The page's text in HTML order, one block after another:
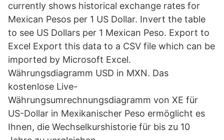
currently shows historical exchange rates for
Mexican Pesos per 1 US Dollar. Invert the table
to see US Dollars per 1 Mexican Peso. Export to
Excel Export this data to a CSV file which can be
imported by Microsoft Excel.
Währungsdiagramm USD in MXN. Das
kostenlose Live-
Währungsumrechnungsdiagramm von XE für
US-Dollar in Mexikanischer Peso ermöglicht es
Ihnen, die Wechselkurshistorie für bis zu 10